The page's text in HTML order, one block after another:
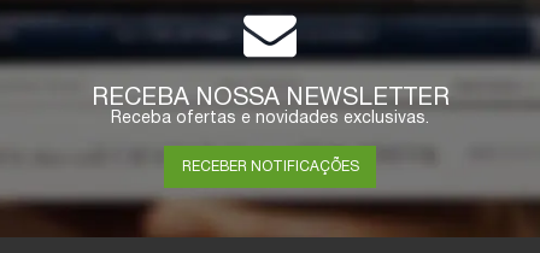
RECEBA NOSSA NEWSLETTER
Receba ofertas e novidades exclusivas.
RECEBER NOTIFICAÇÕES